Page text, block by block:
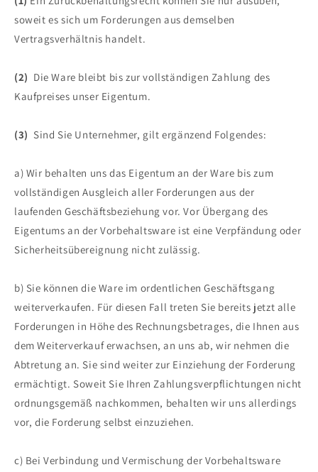
soweit es sich um Forderungen aus demselben
Vertragsverhältnis handelt.
(2) Die Ware bleibt bis zur vollständigen Zahlung des
Kaufpreises unser Eigentum.
(3) Sind Sie Unternehmer, gilt ergänzend Folgendes:
a) Wir behalten uns das Eigentum an der Ware bis zum
vollständigen Ausgleich aller Forderungen aus der
laufenden Geschäftsbeziehung vor. Vor Übergang des
Eigentums an der Vorbehaltsware ist eine Verpfändung oder
Sicherheitsübereignung nicht zulässig.
b) Sie können die Ware im ordentlichen Geschäftsgang
weiterverkaufen. Für diesen Fall treten Sie bereits jetzt alle
Forderungen in Höhe des Rechnungsbetrages, die Ihnen aus
dem Weiterverkauf erwachsen, an uns ab, wir nehmen die
Abtretung an. Sie sind weiter zur Einziehung der Forderung
ermächtigt. Soweit Sie Ihren Zahlungsverpflichtungen nicht
ordnungsgemäß nachkommen, behalten wir uns allerdings
vor, die Forderung selbst einzuziehen.
c) Bei Verbindung und Vermischung der Vorbehaltsware